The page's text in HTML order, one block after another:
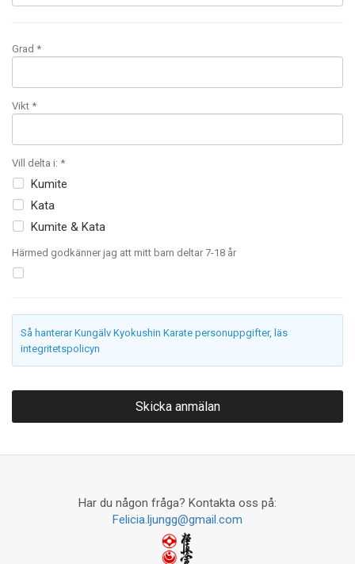
Grad *
Vikt *
Vill delta i: *
Kumite
Kata
Kumite & Kata
Härmed godkänner jag att mitt barn deltar 7-18 år
Så hanterar Kungälv Kyokushin Karate personuppgifter, läs
integritetspolicyn
Har du någon fråga? Kontakta oss på:
Felicia.ljungg@gmail.com